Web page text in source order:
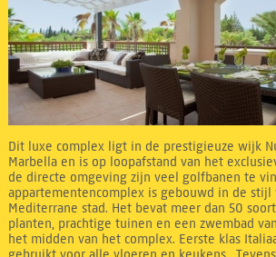
Dit luxe complex ligt in de prestigieuze wijk
Marbella en is op loopafstand van het
de directe omgeving zijn veel golfbanen te
appartementencomplex is gebouwd in de stijl
Mediterrane stad. Het bevat meer dan 50
planten, prachtige tuinen en een zwembad
het midden van het complex. Eerste klas